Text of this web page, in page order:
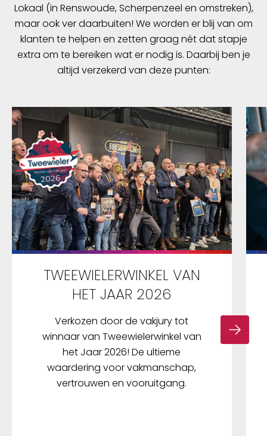
Lokaal (in Renswoude, Scherpenzeel en omstreken),
maar ook ver daarbuiten! We worden er blij van om
klanten te helpen en zetten graag nét dat stapje
extra om te bereiken wat er nodig is. Daarbij ben je
altijd verzekerd van deze punten:
TWEEWIELERWINKEL VAN
HET JAAR 2026
Verkozen door de vakjury tot
winnaar van Tweewielerwinkel van
het Jaar 2026! De ultieme
waardering voor vakmanschap,
vertrouwen en vooruitgang.